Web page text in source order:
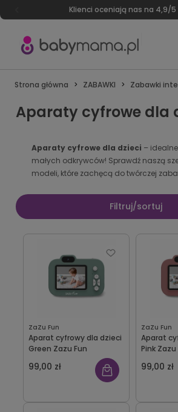
Klienci oceniają nas na 4,9/5
Strona główna ZABAWKI Zabawki
Aparaty cyfrowe dla
Aparaty cyfrowe dla dzieci –
małych odkrywców! Sprawdź naszą
modeli, które zachęcą do twórczej
Filtruj/sortuj
ZaZu Fun
Aparat cyfrowy dla dzieci
Green Zazu Fun
99,00 zł
ZaZu Fun
Aparat
Pink Zazu
99,00 zł